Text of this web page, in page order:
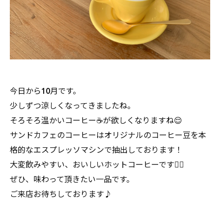
今日から10月です。
少しずつ涼しくなってきましたね。
そろそろ温かいコーヒー☕️が欲しくなりますね😌
サンドカフェのコーヒーはオリジナルのコーヒー豆を本
格的なエスプレッソマシンで抽出しております！
大変飲みやすい、おいしいホットコーヒーです🙆‍♀️
ぜひ、味わって頂きたい一品です。
ご来店お待ちしております♪